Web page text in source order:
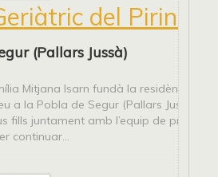
del Pirineu
(Pallars Jussà)
Mitjana Isarn fundà la residència
a la Pobla de Segur (Pallars Jussà). En
fills juntament amb l’equip de
continuar...